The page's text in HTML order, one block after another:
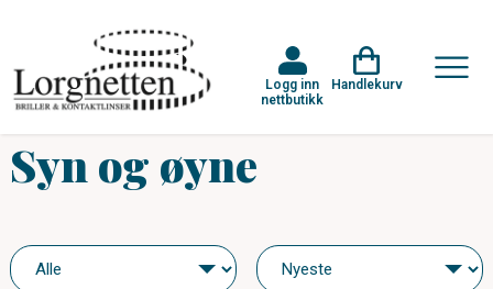
Logg inn
nettbutikk
Handlekurv
Syn og øyne